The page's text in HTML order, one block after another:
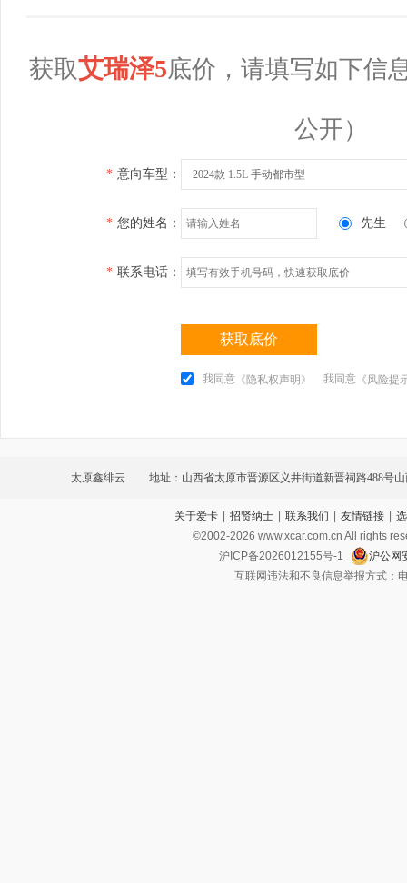
获取艾瑞泽5底价，请填写如下信
公开）
* 意向车型： 2024款 1.5L 手动都市型
* 您的姓名： 先生
* 联系电话：
获取底价
我同意 《隐私权声明》 我同意 《风险提
太原鑫绯云 地址：山西省太原市晋源区义井街道新晋祠路488号
贸易服务园区1排1号
关于爱卡 | 招贤纳士 | 联系我们 | 友情链接 |
©2002-2026 www.xcar.com.cn All rights
沪ICP备2026012155号-1
沪公网
互联网违法和不良信息举报方式：